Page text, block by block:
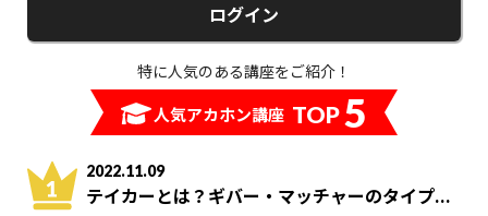
ログイン
特に人気のある講座をご紹介！
人気アカホン講座 TOP5
2022.11.09
テイカーとは？ギバー・マッチャーのタイプ...